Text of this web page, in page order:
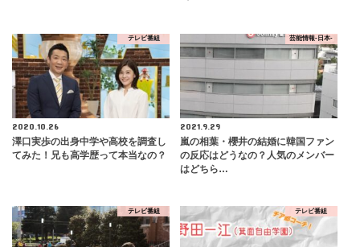
テレビ番組
2020.10.26
澤口実歩の出身中学や高校を調査し
てみた！兄も高学歴って本当なの？
芸能情報-日本-
2021.9.29
嵐の相葉・櫻井の結婚に韓国ファン
の反応はどうなの？人気のメンバー
はどちら…
テレビ番組 テレビ番組